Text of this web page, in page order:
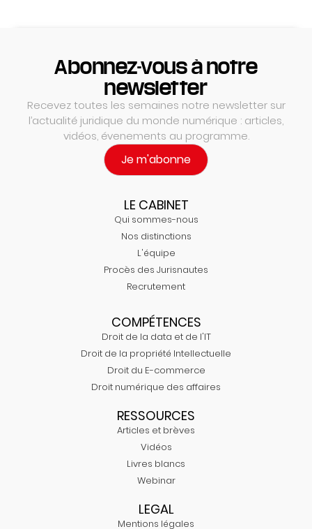
Abonnez-vous à notre
newsletter
Recevez toutes les semaines notre newsletter sur
l’actualité juridique du monde numérique : articles,
vidéos, évenements au programme.
Je m'abonne
LE CABINET
Qui sommes-nous
Nos distinctions
L'équipe
Procès des Jurisnautes
Recrutement
COMPÉTENCES
Droit de la data et de l'IT
Droit de la propriété Intellectuelle
Droit du E-commerce
Droit numérique des affaires
RESSOURCES
Articles et brèves
Vidéos
Livres blancs
Webinar
LEGAL
Mentions légales